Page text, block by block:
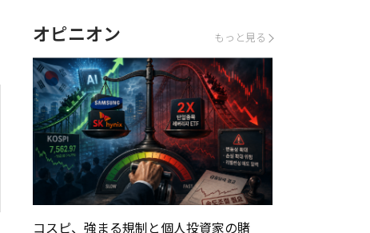
オピニオン もっと見る
コスピ、強まる規制と個人投資家の賭